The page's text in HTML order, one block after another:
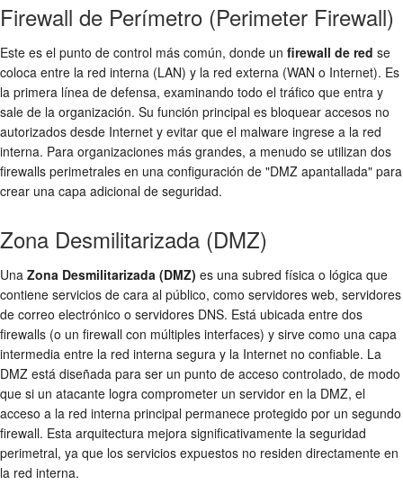
Firewall de Perímetro (Perimeter Firewall)
Este es el punto de control más común, donde un firewall de red se
coloca entre la red interna (LAN) y la red externa (WAN o Internet). Es
la primera línea de defensa, examinando todo el tráfico que entra y
sale de la organización. Su función principal es bloquear accesos no
autorizados desde Internet y evitar que el malware ingrese a la red
interna. Para organizaciones más grandes, a menudo se utilizan dos
firewalls perimetrales en una configuración de "DMZ apantallada" para
crear una capa adicional de seguridad.
Zona Desmilitarizada (DMZ)
Una Zona Desmilitarizada (DMZ) es una subred física o lógica que
contiene servicios de cara al público, como servidores web, servidores
de correo electrónico o servidores DNS. Está ubicada entre dos
firewalls (o un firewall con múltiples interfaces) y sirve como una capa
intermedia entre la red interna segura y la Internet no confiable. La
DMZ está diseñada para ser un punto de acceso controlado, de modo
que si un atacante logra comprometer un servidor en la DMZ, el
acceso a la red interna principal permanece protegido por un segundo
firewall. Esta arquitectura mejora significativamente la seguridad
perimetral, ya que los servicios expuestos no residen directamente en
la red interna.